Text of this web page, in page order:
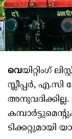
വെയിറ്റിംഗ്
സ്ലീപ്പർ,
ടിക്കറ്റുമായി